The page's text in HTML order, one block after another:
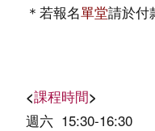
＊若報名單堂請於付
<課程時間>
週六 15:30-16:30